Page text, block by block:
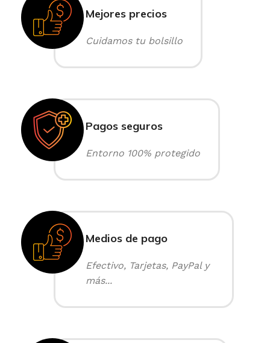
Mejores precios
Cuidamos tu bolsillo
Pagos seguros
Entorno 100% protegido
Medios de pago
Efectivo, Tarjetas, PayPal y
más...